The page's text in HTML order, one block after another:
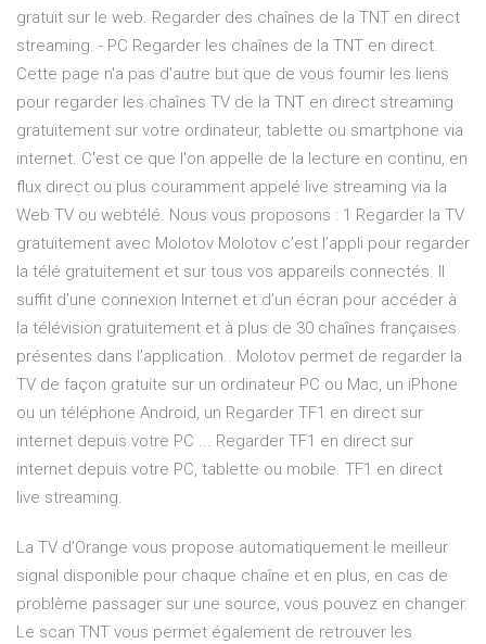
gratuit sur le web. Regarder des chaînes de la TNT en direct
streaming. - PC Regarder les chaînes de la TNT en direct.
Cette page n'a pas d'autre but que de vous fournir les liens
pour regarder les chaînes TV de la TNT en direct streaming
gratuitement sur votre ordinateur, tablette ou smartphone via
internet. C'est ce que l'on appelle de la lecture en continu, en
flux direct ou plus couramment appelé live streaming via la
Web TV ou webtélé. Nous vous proposons : 1 Regarder la TV
gratuitement avec Molotov Molotov c’est l’appli pour regarder
la télé gratuitement et sur tous vos appareils connectés. Il
suffit d’une connexion Internet et d’un écran pour accéder à
la télévision gratuitement et à plus de 30 chaînes françaises
présentes dans l’application.. Molotov permet de regarder la
TV de façon gratuite sur un ordinateur PC ou Mac, un iPhone
ou un téléphone Android, un Regarder TF1 en direct sur
internet depuis votre PC ... Regarder TF1 en direct sur
internet depuis votre PC, tablette ou mobile. TF1 en direct
live streaming.
La TV d’Orange vous propose automatiquement le meilleur
signal disponible pour chaque chaîne et en plus, en cas de
problème passager sur une source, vous pouvez en changer.
Le scan TNT vous permet également de retrouver les